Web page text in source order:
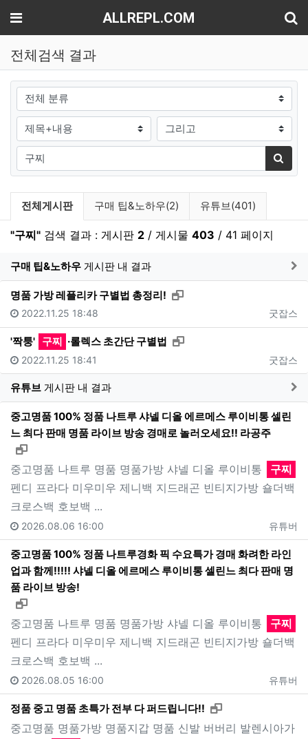
메뉴 ALLREPL.COM
전체검색 결과
그룹
검색조건 검색방법
검색어
검색
검색 게시판 목록
전체게시판 구매 팁&노하우(2) 유튜브(401)
"구찌" 검색 결과 : 게시판 2 / 게시물 403 / 41 페이지
구매 팁&노하우 게시판 내 결과
명품 가방 레플리카 구별법 총정리! 새창으로 보기
굿잡스
2022.11.25 18:48
'짝퉁' 구찌 ·롤렉스 초간단 구별법 새창으로 보기
굿잡스
2022.11.25 18:41
유튜브 게시판 내 결과
중고명품 100% 정품 나트루 샤넬 디올 에르메스 루이비통 셀린
느 최다 판매 명품 라이브 방송 경매로 놀러오세요!! 라공주
새창으로 보기
중고명품 나트루 명품 명품가방 샤넬 디올 루이비통
구찌
펜디 프라다 미우미우 제니백 지드래곤 빈티지가방 숄더백
크로스백 호보백 ...
유튜버
2026.08.06 16:00
중고명품 100% 정품 나트루경화 픽 수요특가 경매 화려한 라인
업과 함께!!!!! 샤넬 디올 에르메스 루이비통 셀린느 최다 판매 명
품 라이브 방송!
새창으로 보기
중고명품 나트루 명품 명품가방 샤넬 디올 루이비통
구찌
펜디 프라다 미우미우 제니백 지드래곤 빈티지가방 숄더백
크로스백 호보백 ...
유튜버
2026.08.05 16:00
정품 중고 명품 초특가 전부 다 퍼드립니다!! 새창으로 보기
중고명품 명품가방 명품지갑 명품 신발 버버리 발렌시아가